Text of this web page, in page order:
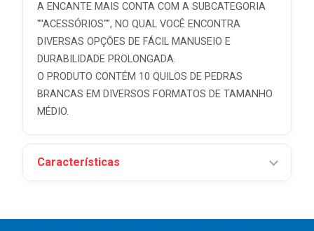
A ENCANTE MAIS CONTA COM A SUBCATEGORIA
""ACESSÓRIOS"", NO QUAL VOCÊ ENCONTRA
DIVERSAS OPÇÕES DE FÁCIL MANUSEIO E
DURABILIDADE PROLONGADA.
O PRODUTO CONTÉM 10 QUILOS DE PEDRAS
BRANCAS EM DIVERSOS FORMATOS DE TAMANHO
MÉDIO.
Características